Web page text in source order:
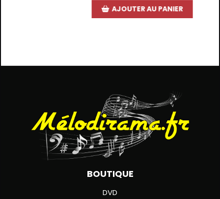
AJOUTER AU PANIER
BOUTIQUE
DVD